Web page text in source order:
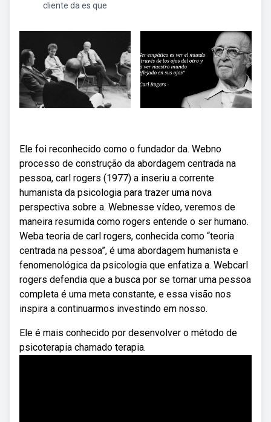
cliente da es que
Ele foi reconhecido como o fundador da. Webno
processo de construção da abordagem centrada na
pessoa, carl rogers (1977) a inseriu a corrente
humanista da psicologia para trazer uma nova
perspectiva sobre a. Webnesse vídeo, veremos de
maneira resumida como rogers entende o ser humano.
Weba teoria de carl rogers, conhecida como “teoria
centrada na pessoa”, é uma abordagem humanista e
fenomenológica da psicologia que enfatiza a. Webcarl
rogers defendia que a busca por se tornar uma pessoa
completa é uma meta constante, e essa visão nos
inspira a continuarmos investindo em nosso.
Ele é mais conhecido por desenvolver o método de
psicoterapia chamado terapia.